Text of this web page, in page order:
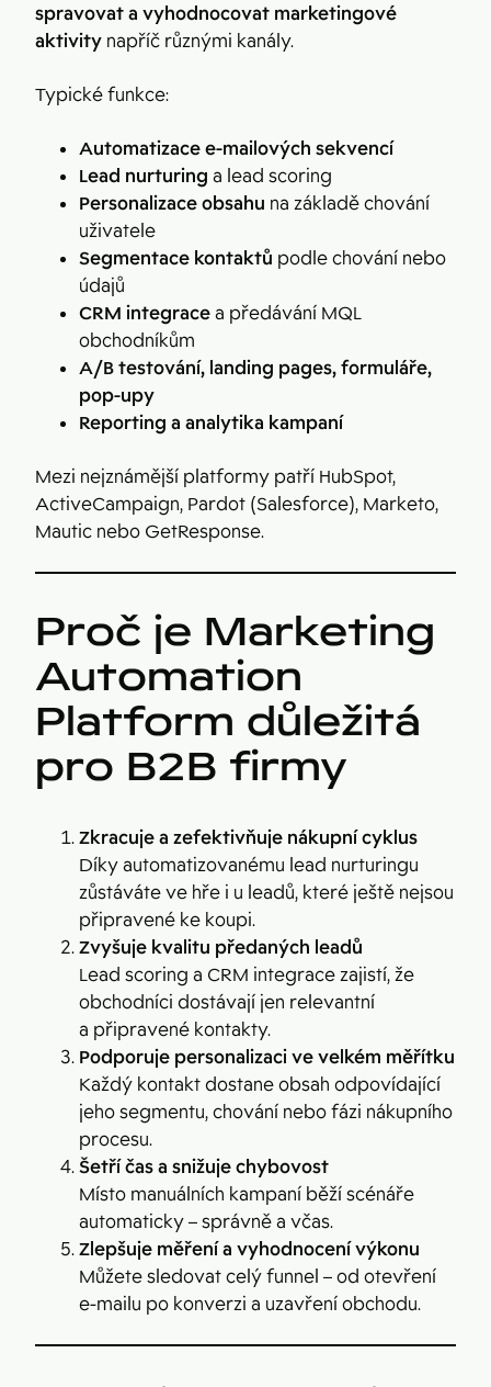
spravovat a vyhodnocovat marketingové
aktivity napříč různými kanály.
Typické funkce:
Automatizace e-mailových sekvencí
Lead nurturing a lead scoring
Personalizace obsahu na základě chování
uživatele
Segmentace kontaktů podle chování nebo
údajů
CRM integracea předávání MQL
obchodníkům
A/B testování, landing pages, formuláře,
pop-upy
Reporting a analytika kampaní
Mezi nejznámější platformy patří HubSpot,
ActiveCampaign, Pardot (Salesforce), Marketo,
Mautic nebo GetResponse.
Proč je Marketing
Automation
Platform důležitá
pro B2B firmy
Zkracuje a zefektivňuje nákupní cyklus
Díky automatizovanému lead nurturingu
zůstáváte ve hře i u leadů, které ještě nejsou
připravené ke koupi.
Zvyšuje kvalitu předaných leadů
Lead scoring a CRM integrace zajistí, že
obchodníci dostávají jen relevantní
a připravené kontakty.
Podporuje personalizaci ve velkém měřítku
Každý kontakt dostane obsah odpovídající
jeho segmentu, chování nebo fázi nákupního
procesu.
Šetří čas a snižuje chybovost
Místo manuálních kampaní běží scénáře
automaticky – správně a včas.
Zlepšuje měření a vyhodnocení výkonu
Můžete sledovat celý funnel – od otevření
e-mailu po konverzi a uzavření obchodu.